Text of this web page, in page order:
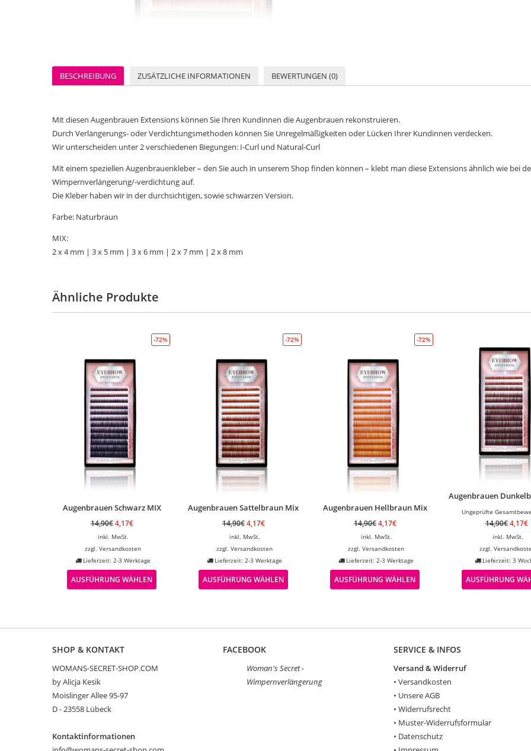
BESCHREIBUNG ZUSÄTZLICHE INFORMATIONEN BEWERTUNGEN (0)
Mit diesen Augenbrauen Extensions können Sie Ihren Kundinnen die Augenbrauen rekonstruieren.
Durch Verlängerungs- oder Verdichtungsmethoden können Sie Unregelmäßigkeiten oder Lücken Ihrer Kundinnen verdecken.
Wir unterscheiden unter 2 verschiedenen Biegungen: I-Curl und Natural-Curl
Mit einem speziellen Augenbrauenkleber – den Sie auch in unserem Shop finden können – klebt man diese Extensions ähnlich wie bei
Wimpernverlängerung/-verdichtung auf.
Die Kleber haben wir in der durchsichtigen, sowie schwarzen Version.
Farbe: Naturbraun
MIX:
2 x 4 mm | 3 x 5 mm | 3 x 6 mm | 2 x 7 mm | 2 x 8 mm
Ähnliche Produkte
-72%
Augenbrauen Schwarz MIX
14,90€ 4,17€
inkl. MwSt.
zzgl.Versandkosten
Lieferzeit: 2-3 Werktage
AUSFÜHRUNG WÄHLEN
-72%
Augenbrauen Sattelbraun Mix
14,90€ 4,17€
inkl. MwSt.
zzgl.Versandkosten
Lieferzeit: 2-3 Werktage
AUSFÜHRUNG WÄHLEN
-72%
Augenbrauen Hellbraun Mix
14,90€ 4,17€
inkl. MwSt.
zzgl.Versandkosten
Lieferzeit: 2-3 Werktage
AUSFÜHRUNG WÄHLEN
Augenbrauen
Ungeprüfte
14,90€ 4,17€
inkl. MwSt.
zzgl.
Lieferzeit: 3
AUSFÜHRUNG
SHOP & KONTAKT
WOMANS-SECRET-SHOP.COM
by Alicja Kesik
Moislinger Allee 95-97
D - 23558 Lübeck
Kontaktinformationen
FACEBOOK
Woman's Secret -
Wimpernverlängerung
SERVICE & INFOS
Versand & Widerruf
• Versandkosten
• Unsere AGB
• Widerrufsrecht
• Muster-Widerrufsformular
• Datenschutz